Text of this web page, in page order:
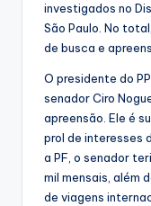
investigados no
São Paulo. No
de busca e
O presidente do
senador Ciro
apreensão. Ele é
prol de interesses
a PF, o senador
mil mensais, além
de viagens